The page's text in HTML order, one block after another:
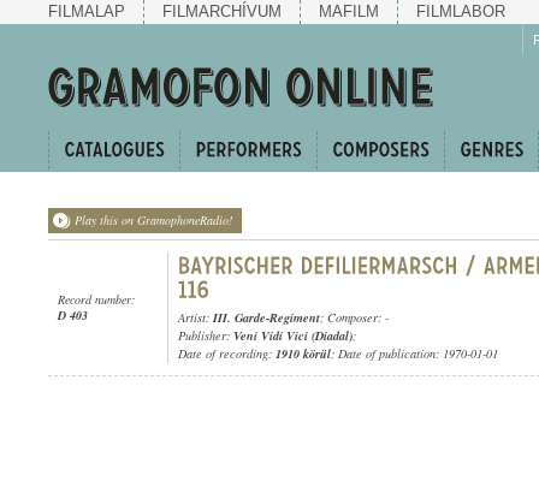
FILMALAP FILMARCHÍVUM MAFILM FILMLABOR
Play this on GramophoneRadio!
Record number:
D 403
Artist: III. Garde-Regiment; Composer: -
Publisher: Veni Vidi Vici (Diadal);
Date of recording: 1910 körül; Date of publication: 1970-01-01